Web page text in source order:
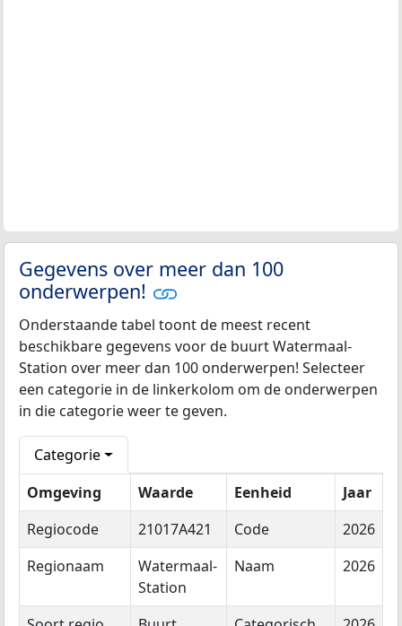
Gegevens over meer dan 100
onderwerpen!
Onderstaande tabel toont de meest recent
beschikbare gegevens voor de buurt Watermaal-
Station over meer dan 100 onderwerpen! Selecteer
een categorie in de linkerkolom om de onderwerpen
in die categorie weer te geven.
Categorie
Omgeving
Waarde Eenheid
Jaar
Regiocode
21017A421 Code
2026
Regionaam
Watermaal-
Station
Naam 2026